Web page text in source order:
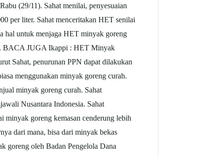
(29/11). Sahat menilai, penyesuaian
per liter. Sahat menceritakan HET senilai
hal untuk menjaga HET minyak goreng
BACA JUGA Ikappi : HET Minyak
Sahat, penurunan PPN dapat dilakukan
menggunakan minyak goreng curah.
minyak goreng curah. Sahat
Nusantara Indonesia. Sahat
minyak goreng kemasan cenderung lebih
dari mana, bisa dari minyak bekas
goreng oleh Badan Pengelola Dana